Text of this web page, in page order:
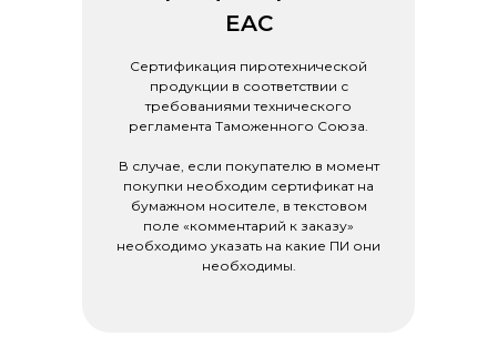
EAC
Сертификация пиротехнической
продукции в соответствии с
требованиями технического
регламента Таможенного Союза.
В случае, если покупателю в момент
покупки необходим сертификат на
бумажном носителе, в текстовом
поле «комментарий к заказу»
необходимо указать на какие ПИ они
необходимы.